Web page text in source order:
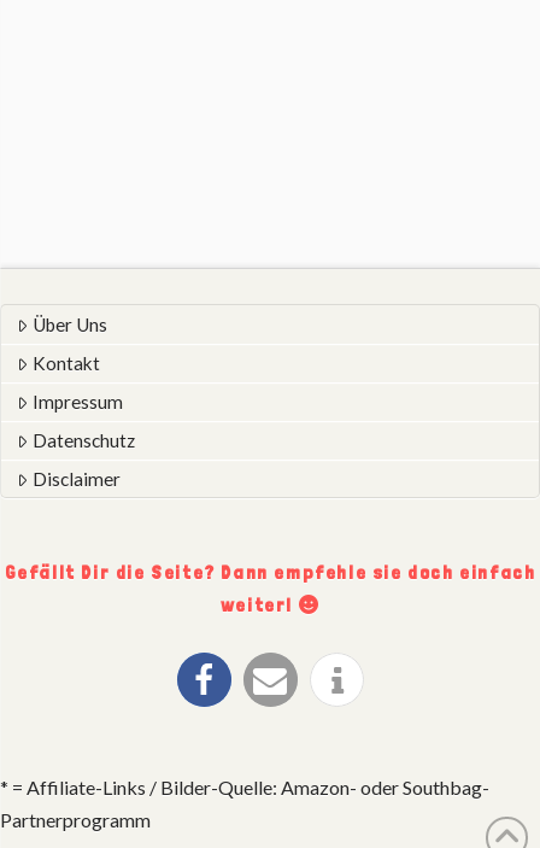
Über Uns
Kontakt
Impressum
Datenschutz
Disclaimer
Gefällt Dir die Seite? Dann empfehle sie doch einfach
weiter!
* = Affiliate-Links / Bilder-Quelle: Amazon- oder Southbag-
Partnerprogramm